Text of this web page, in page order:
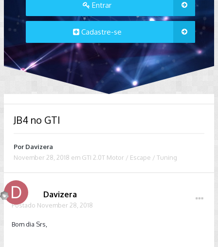
Entrar
Cadastre-se
JB4 no GTI
Por Davizera
November 28, 2018 em GTI 2.0T Motor / Escape / Tuning
Davizera
Postado November 28, 2018
Bom dia Srs,